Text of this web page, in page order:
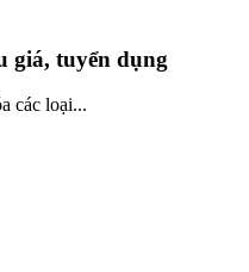
giá, tuyển dụng
các loại...